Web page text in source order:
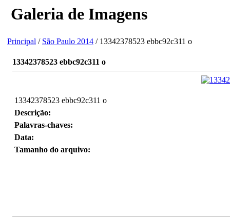
Galeria de Imagens
Principal / São Paulo 2014 / 13342378523 ebbc92c311 o
13342378523 ebbc92c311 o
13342378523 ebbc92c311 o
Descrição:
Palavras-chaves:
Data:
Tamanho do arquivo: